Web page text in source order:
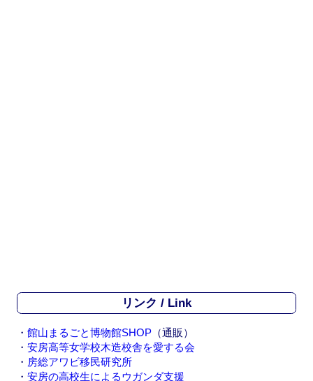
リンク / Link
・ 館山まるごと博物館SHOP （通販）
・ 安房高等女学校木造校舎を愛する会
・ 房総アワビ移民研究所
・ 安房の高校生によるウガンダ支援